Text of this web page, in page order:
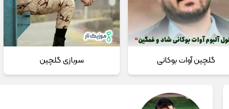
گلچین آوات بوکانی سربازی گلچین